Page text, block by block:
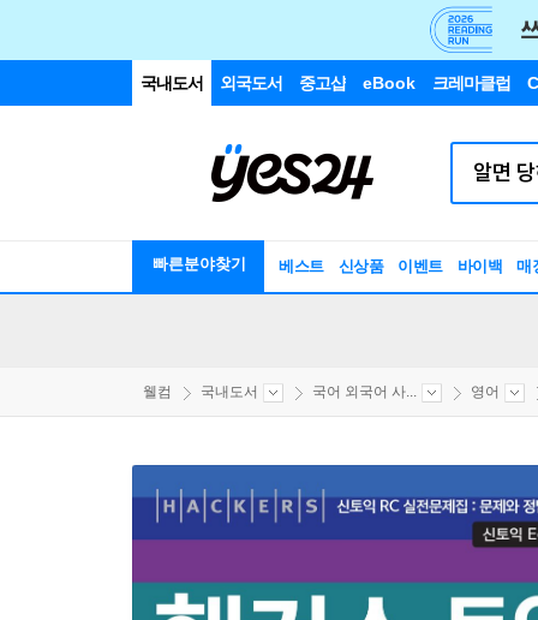
국내도서 외국도서 중고샵 eBook 크레마클럽
빠른분야찾기 베스트 신상품 이벤트 바이백 매
웰컴 국내도서 국어 외국어 사... 영어